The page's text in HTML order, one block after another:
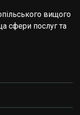
вищого
сфери послуг та